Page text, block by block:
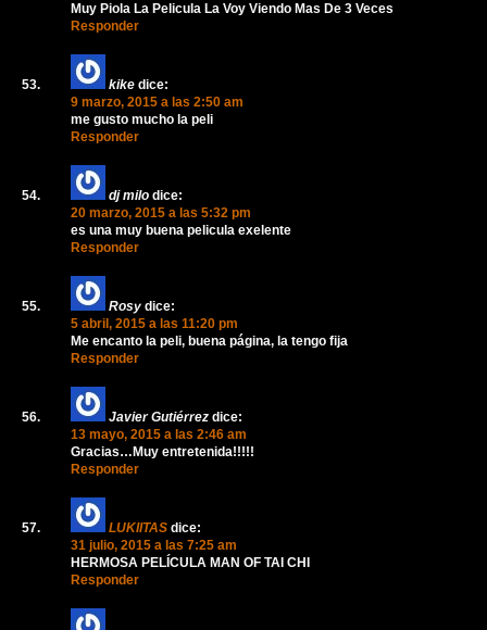
Muy Piola La Pelicula La Voy Viendo Mas De 3 Veces
Responder
kike dice:
9 marzo, 2015 a las 2:50 am
me gusto mucho la peli
Responder
dj milo dice:
20 marzo, 2015 a las 5:32 pm
es una muy buena pelicula exelente
Responder
Rosy dice:
5 abril, 2015 a las 11:20 pm
Me encanto la peli, buena página, la tengo fija
Responder
Javier Gutiérrez dice:
13 mayo, 2015 a las 2:46 am
Gracias…Muy entretenida!!!!!
Responder
LUKIITAS dice:
31 julio, 2015 a las 7:25 am
HERMOSA PELÍCULA MAN OF TAI CHI
Responder